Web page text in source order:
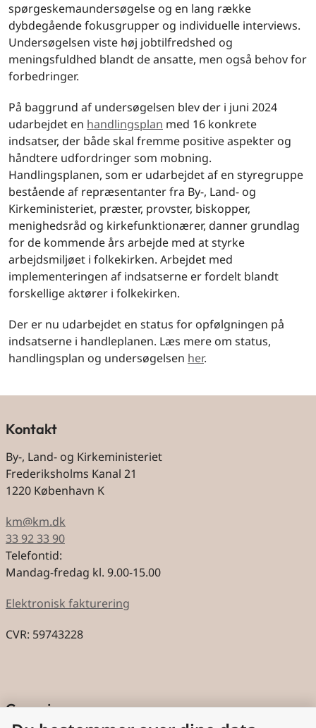
spørgeskemaundersøgelse og en lang række
dybdegående fokusgrupper og individuelle interviews.
Undersøgelsen viste høj jobtilfredshed og
meningsfuldhed blandt de ansatte, men også behov for
forbedringer.
På baggrund af undersøgelsen blev der i juni 2024
udarbejdet en handlingsplan med 16 konkrete
indsatser, der både skal fremme positive aspekter og
håndtere udfordringer som mobning.
Handlingsplanen, som er udarbejdet af en styregruppe
bestående af repræsentanter fra By-, Land- og
Kirkeministeriet, præster, provster, biskopper,
menighedsråd og kirkefunktionærer, danner grundlag
for de kommende års arbejde med at styrke
arbejdsmiljøet i folkekirken. Arbejdet med
implementeringen af indsatserne er fordelt blandt
forskellige aktører i folkekirken.
Der er nu udarbejdet en status for opfølgningen på
indsatserne i handleplanen. Læs mere om status,
handlingsplan og undersøgelsen her.
Kontakt
By-, Land- og Kirkeministeriet
Frederiksholms Kanal 21
1220 København K
km@km.dk
33 92 33 90
Telefontid:
Mandag-fredag kl. 9.00-15.00
Elektronisk fakturering
CVR: 59743228
Genveje